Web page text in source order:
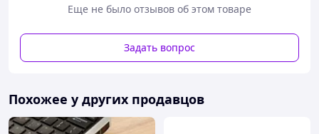
Еще не было отзывов об этом товаре
Задать вопрос
Похожее у других продавцов